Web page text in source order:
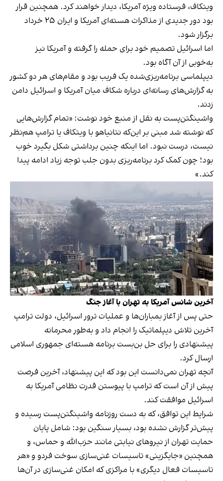
ویتکاف، فرستاده ویژه آمریکا، دیدار خواهند کرد. همچنین قرار
بود دور جدیدی از مذاکرات هسته‌ای آمریکا و ایران ۲۵ خرداد
برگزار شود.
اما اسرائیل تصمیم خود برای حمله را گرفته و آمریکا نیز
به‌خوبی از آن آگاه بود.
دیپلماسی برنامه‌ریزی‌شده یک فریب بود و مقام‌های هر دو کشور
به گزارش‌های رسانه‌ای درباره شکاف میان آمریکا و اسرائیل دامن
زدند.
واشینگتن‌پست به نقل از منبع خود نوشت: «تمام گزارش‌هایی
که نوشته شد مبنی بر این‌که نتانیاهو با ویتکاف یا ترامپ هم‌نظر
نیست، درست نبود. اما اینکه چنین برداشتی شکل بگیرد خوب
بود؛ چون کمک کرد برنامه‌ریزی بدون جلب توجه زیاد ادامه پیدا
کند.»
آخرین شانس آمریکا به تهران با آغاز جنگ
حتی پس از آغاز بمباران‌ها و عملیات ترور اسرائیل، دولت ترامپ
آخرین تلاش دیپلماتیک را انجام داد و به‌طور محرمانه
پیشنهادی را برای حل بن‌بست برنامه هسته‌ای جمهوری اسلامی
ارسال کرد.
آنچه تهران نمی‌دانست این بود که این پیشنهاد، آخرین فرصت
پیش از آن است که ترامپ با پیوستن قدرت نظامی آمریکا به
اسرائیل موافقت کند.
شرایط این توافق، که به دست روزنامه واشینگتن‌پست رسیده و
پیش‌تر گزارش نشده بود، بسیار سنگین بود: شامل پایان
حمایت تهران از نیروهای نیابتی مانند حزب‌الله و حماس، و
همچنین «جایگزینی» تاسیسات غنی‌سازی سوخت فردو و «هر
تاسیسات فعال دیگری» با مراکزی که امکان غنی‌سازی در آن‌ها